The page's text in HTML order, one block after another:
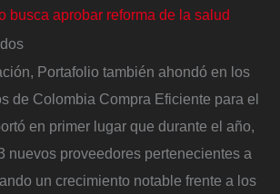
busca aprobar reforma de la salud
Portafolio también ahondó en los
de Colombia Compra Eficiente para el
en primer lugar que durante el año,
nuevos proveedores pertenecientes a
un crecimiento notable frente a los